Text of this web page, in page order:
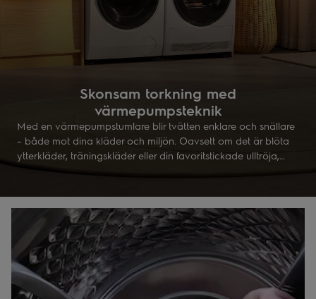
Skonsam torkning med
värmepumpsteknik
Med en värmepumpstumlare blir tvätten enklare och snällare
– både mot dina kläder och miljön. Oavsett om det är blöta
ytterkläder, träningskläder eller din favoritstickade ulltröja,
torkas allt varsamt vid låg temperatur. Tekniken återanvänder
längre.